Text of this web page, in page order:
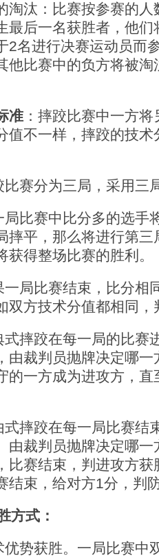
汰：比赛按参赛的人
最后一名获胜者，他
2名进行决赛运动员而
他比赛中的负方将被
准 ：摔跤比赛中一方
值不一样，摔跤的技术
赛分为三局，采用三
比赛中比分多的选手
摔平，那么将进行第
获得整场比赛的胜利。
局比赛结束，比分相
双方技术分值都相同
摔跤在每一局的比赛
由裁判员抛牌决定哪
的一方成为进攻方，
摔跤在每一局比赛结
由裁判员抛牌决定哪
比赛结束，判进攻方
结束，给对方1分，判
方式：
势获胜。一局比赛中